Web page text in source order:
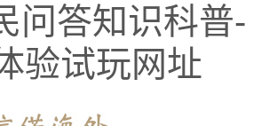
问答知识科普-
验试玩网址